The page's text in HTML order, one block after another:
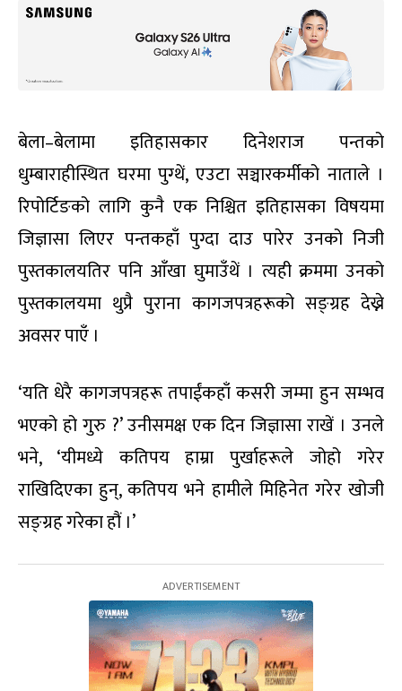
बेला–बेलामा इतिहासकार दिनेशराज पन्तको
धुम्बाराहीस्थित घरमा पुग्थें, एउटा सञ्चारकर्मीको नाताले ।
रिपोर्टिङको लागि कुनै एक निश्चित इतिहासका विषयमा
जिज्ञासा लिएर पन्तकहाँ पुग्दा दाउ पारेर उनको निजी
पुस्तकालयतिर पनि आँखा घुमाउँथें । त्यही क्रममा उनको
पुस्तकालयमा थुप्रै पुराना कागजपत्रहरूको सङ्ग्रह देख्ने
अवसर पाएँ ।
‘यति धेरै कागजपत्रहरू तपाईंकहाँ कसरी जम्मा हुन सम्भव
भएको हो गुरु ?’ उनीसमक्ष एक दिन जिज्ञासा राखें । उनले
भने, ‘यीमध्ये कतिपय हाम्रा पुर्खाहरूले जोहो गरेर
राखिदिएका हुन्, कतिपय भने हामीले मिहिनेत गरेर खोजी
सङ्ग्रह गरेका हौं ।’